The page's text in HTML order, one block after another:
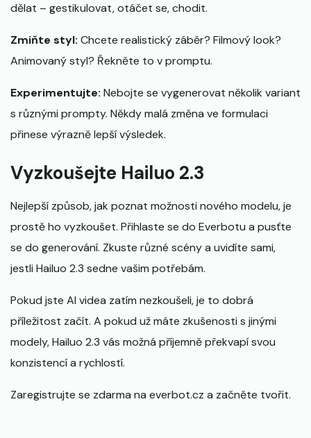
dělat – gestikulovat, otáčet se, chodit.
Zmiňte styl: Chcete realistický záběr? Filmový look?
Animovaný styl? Řekněte to v promptu.
Experimentujte: Nebojte se vygenerovat několik variant
s různými prompty. Někdy malá změna ve formulaci
přinese výrazně lepší výsledek.
Vyzkoušejte Hailuo 2.3
Nejlepší způsob, jak poznat možnosti nového modelu, je
prostě ho vyzkoušet. Přihlaste se do Everbotu a pusťte
se do generování. Zkuste různé scény a uvidíte sami,
jestli Hailuo 2.3 sedne vašim potřebám.
Pokud jste AI videa zatím nezkoušeli, je to dobrá
příležitost začít. A pokud už máte zkušenosti s jinými
modely, Hailuo 2.3 vás možná příjemně překvapí svou
konzistencí a rychlostí.
Zaregistrujte se zdarma na everbot.cz a začněte tvořit.